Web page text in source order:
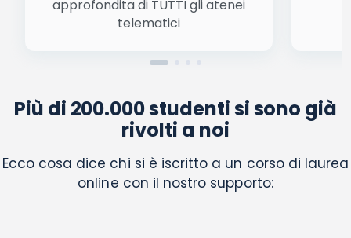
approfondita di TUTTI gli atenei
telematici
Più di 200.000 studenti si sono già
rivolti a noi
Ecco cosa dice chi si è iscritto a un corso di laurea
online con il nostro supporto: